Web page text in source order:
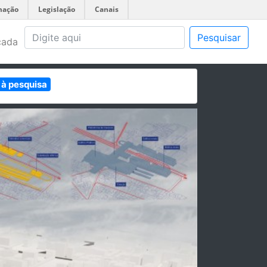
Legislação Canais
Pesquisar
pesquisa